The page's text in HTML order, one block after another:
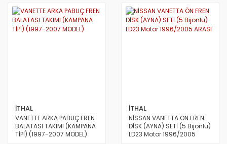
İTHAL
VANETTE ARKA PABUÇ FREN
BALATASI TAKIMI (KAMPANA
TİPİ) (1997-2007 MODEL)
İTHAL
NİSSAN VANETTA ÖN FREN
DİSK (AYNA) SETİ (5 Bijonlu)
LD23 Motor 1996/2005